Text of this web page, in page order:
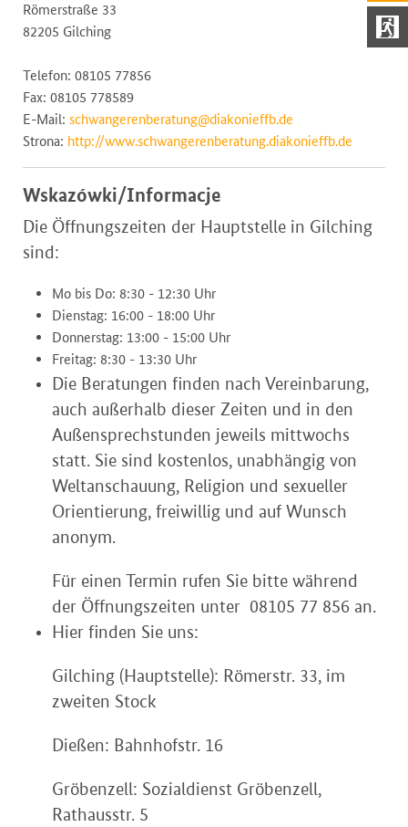
Römerstraße 33
82205 Gilching
Telefon: 08105 77856
Fax: 08105 778589
E-Mail: schwangerenberatung@diakonieffb.de
Strona: http://www.schwangerenberatung.diakonieffb.de
Wskazówki/Informacje
Die Öffnungszeiten der Hauptstelle in Gilching
sind:
Mo bis Do: 8:30 - 12:30 Uhr
Dienstag: 16:00 - 18:00 Uhr
Donnerstag: 13:00 - 15:00 Uhr
Freitag: 8:30 - 13:30 Uhr
Die Beratungen finden nach Vereinbarung,
auch außerhalb dieser Zeiten und in den
Außensprechstunden jeweils mittwochs
statt. Sie sind kostenlos, unabhängig von
Weltanschauung, Religion und sexueller
Orientierung, freiwillig und auf Wunsch
anonym.
Für einen Termin rufen Sie bitte während
der Öffnungszeiten unter 08105 77 856 an.
Hier finden Sie uns:
Gilching (Hauptstelle): Römerstr. 33, im
zweiten Stock
Dießen: Bahnhofstr. 16
Gröbenzell: Sozialdienst Gröbenzell,
Rathausstr. 5